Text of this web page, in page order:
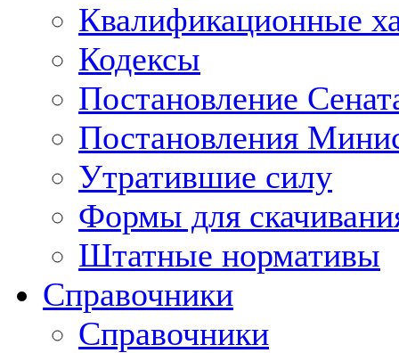
Квалификационные
Кодексы
Постановление
Постановления
Утратившие силу
Формы для
Штатные нормативы
Справочники
Справочники